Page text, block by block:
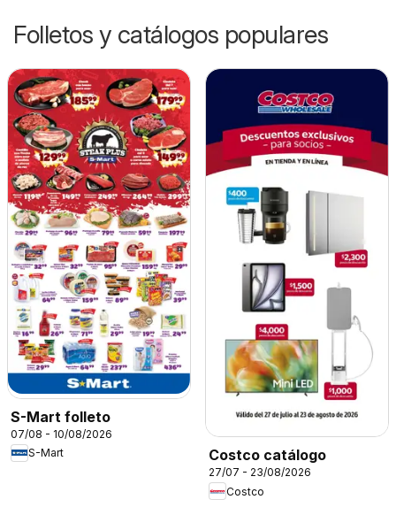
Folletos y catálogos populares
S-Mart folleto
07/08 - 10/08/2026
S-Mart
Costco catálogo
27/07 - 23/08/2026
Costco